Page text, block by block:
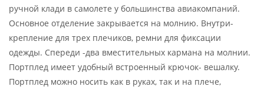
ручной клади в самолете у большинства авиакомпаний.
Основное отделение закрывается на молнию. Внутри-
крепление для трех плечиков, ремни для фиксации
одежды. Спереди -два вместительных кармана на молнии.
Портплед имеет удобный встроенный крючок- вешалку.
Портплед можно носить как в руках, так и на плече,